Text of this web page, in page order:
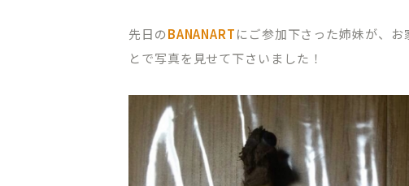
先日のBANANARTにご参加下さった姉妹が、お
とで写真を見せて下さいました！